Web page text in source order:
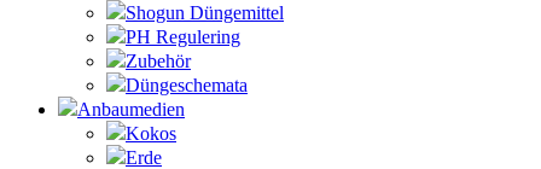
Shogun Düngemittel
PH Regulering
Zubehör
Düngeschemata
Anbaumedien
Kokos
Erde